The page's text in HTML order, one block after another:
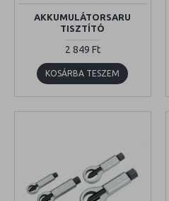
AKKUMULÁTORSARU
TISZTÍTÓ
2 849 Ft
KOSÁRBA TESZEM